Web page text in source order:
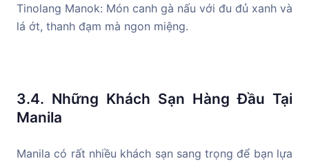
Tinolang Manok: Món canh gà nấu với đu đủ xanh và
lá ớt, thanh đạm mà ngon miệng.
3.4. Những Khách Sạn Hàng Đầu Tại
Manila
Manila có rất nhiều khách sạn sang trọng để bạn lựa